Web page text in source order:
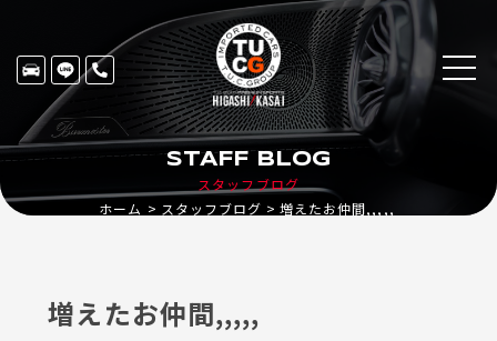
スタッフブログ
STAFF BLOG
ホーム スタッフブログ 増えたお仲間,,,,,
増えたお仲間,,,,,